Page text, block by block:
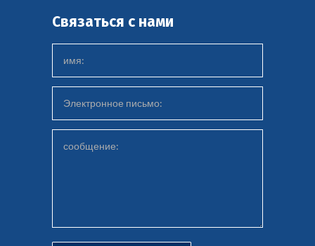
Связаться с нами